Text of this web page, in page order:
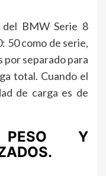
del BMW Serie 8
50 como de serie,
por separado para
total. Cuando el
de carga es de
PESO Y